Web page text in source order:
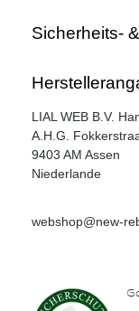
Sicherheits-
LIAL WEB B.V.
A.H.G.
9403 AM Assen
Niederlande
webshop@new-